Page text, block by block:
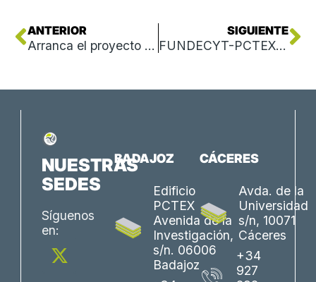
ANTERIOR
Arranca el proyecto CROSSRURAL HUB para mejorar el empleo rural, impulsar la innovación y fijar población en la EUROACE
SIGUIENTE
FUNDECYT-PCTEX culmina con éxito una nueva edición de Europa+Cerca reforzando la proyección europea de las empresas extremeñas
NUESTRAS
SEDES
Síguenos
en:
X
-
L
i
Y
o
F
a
I
n
BADAJOZ
Edificio
PCTEX
Avenida de la
Investigación,
s/n. 06006
Badajoz
CÁCERES
Avda. de la
Universidad
s/n, 10071
Cáceres
+34
927